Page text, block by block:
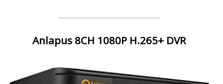
Anlapus 8CH 1080P H.265+ DVR